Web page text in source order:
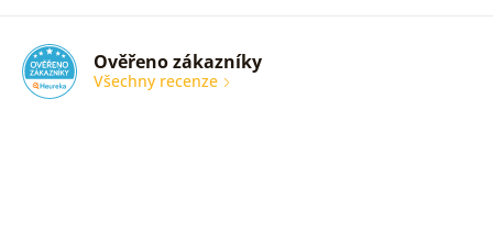
Ověřeno zákazníky
Všechny recenze